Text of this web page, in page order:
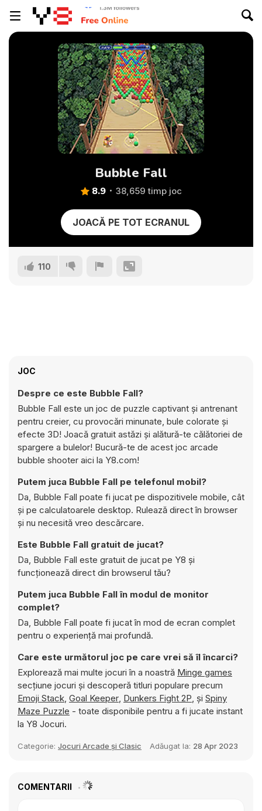
Bubble Fall
8.9 38,659 timp joc
JOACĂ PE TOT ECRANUL
110
JOC
Despre ce este Bubble Fall?
Bubble Fall este un joc de puzzle captivant și antrenant
pentru creier, cu provocări minunate, bule colorate și
efecte 3D! Joacă gratuit astăzi și alătură-te călătoriei de
spargere a bulelor! Bucură-te de acest joc arcade
bubble shooter aici la Y8.com!
Putem juca Bubble Fall pe telefonul mobil?
Da, Bubble Fall poate fi jucat pe dispozitivele mobile, cât
și pe calculatoarele desktop. Rulează direct în browser
și nu necesită vreo descărcare.
Este Bubble Fall gratuit de jucat?
Da, Bubble Fall este gratuit de jucat pe Y8 și
funcționează direct din browserul tău?
Putem juca Bubble Fall în modul de monitor
complet?
Da, Bubble Fall poate fi jucat în mod de ecran complet
pentru o experiență mai profundă.
Care este următorul joc pe care vrei să îl încarci?
Explorează mai multe jocuri în a noastră Minge games
secțiune jocuri și descoperă titluri populare precum
Emoji Stack, Goal Keeper, Dunkers Fight 2P, și Spiny
Maze Puzzle - toate disponibile pentru a fi jucate instant
la Y8 Jocuri.
Categorie: Jocuri Arcade și Clasic Adăugat la: 28 Apr 2023
COMENTARII